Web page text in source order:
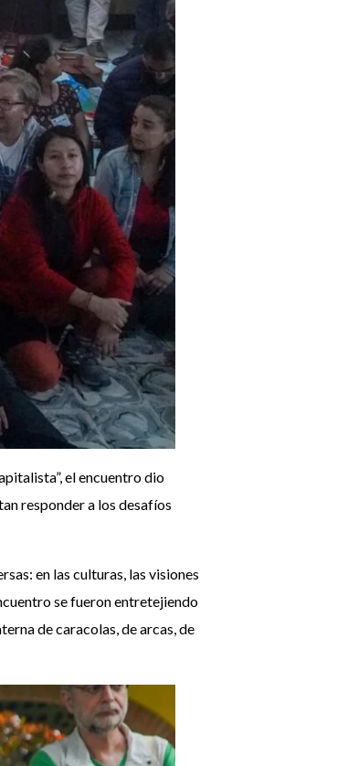
el encuentro dio
responder a los desafíos
en las culturas, las visiones
se fueron entretejiendo
de caracolas, de arcas, de